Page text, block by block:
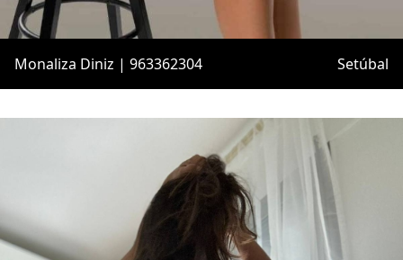
Monaliza Diniz | 963362304 Setúbal